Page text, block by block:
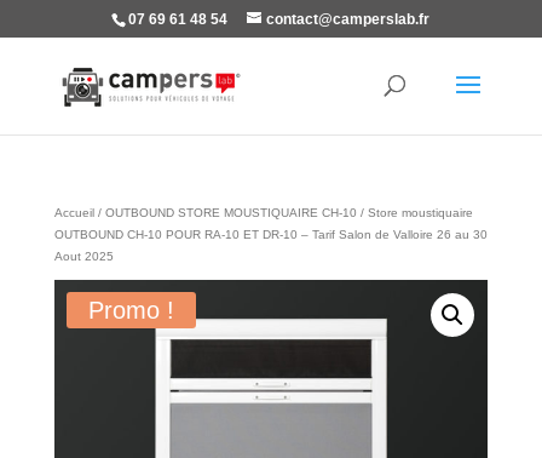
07 69 61 48 54 contact@camperslab.fr
Accueil/ OUTBOUND STORE MOUSTIQUAIRE CH-10 / Store moustiquaire
OUTBOUND CH-10 POUR RA-10 ET DR-10 – Tarif Salon de Valloire 26 au 30
Aout 2025
Promo !